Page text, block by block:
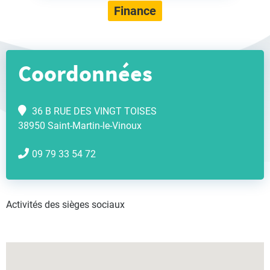
Finance
Coordonnées
36 B RUE DES VINGT TOISES
38950 Saint-Martin-le-Vinoux
09 79 33 54 72
Activités des sièges sociaux